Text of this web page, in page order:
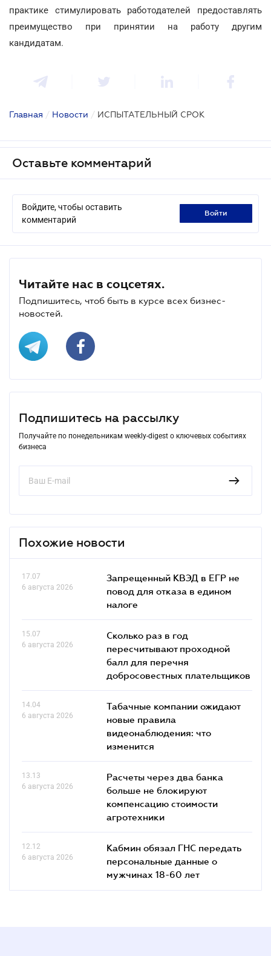
практике стимулировать работодателей предоставлять
преимущество при принятии на работу другим
кандидатам.
Главная / Новости / ИСПЫТАТЕЛЬНЫЙ СРОК
Оставьте комментарий
Войдите, чтобы оставить
комментарий
войти
Читайте нас в соцсетях.
Подпишитесь, чтоб быть в курсе всех бизнес-
новостей.
Подпишитесь на рассылку
Получайте по понедельникам weekly-digest о ключевых событиях
бизнеса
Похожие новости
17.07
6 августа 2026
Запрещенный КВЭД в ЕГР не
повод для отказа в едином
налоге
15.07
6 августа 2026
Сколько раз в год
пересчитывают проходной
балл для перечня
добросовестных плательщиков
14.04
6 августа 2026
Табачные компании ожидают
новые правила
видеонаблюдения: что
изменится
13.13
6 августа 2026
Расчеты через два банка
больше не блокируют
компенсацию стоимости
агротехники
12.12
6 августа 2026
Кабмин обязал ГНС передать
персональные данные о
мужчинах 18-60 лет